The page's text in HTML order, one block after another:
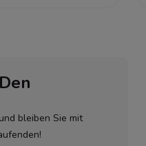
bleiben Sie mit